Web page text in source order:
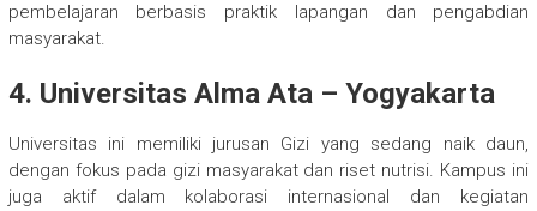
pembelajaran berbasis praktik lapangan dan pengabdian
masyarakat.
4. Universitas Alma Ata – Yogyakarta
Universitas ini memiliki jurusan Gizi yang sedang naik daun,
dengan fokus pada gizi masyarakat dan riset nutrisi. Kampus ini
juga aktif dalam kolaborasi internasional dan kegiatan